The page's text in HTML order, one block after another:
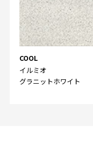
COOL
イルミオ
グラニットホワイト